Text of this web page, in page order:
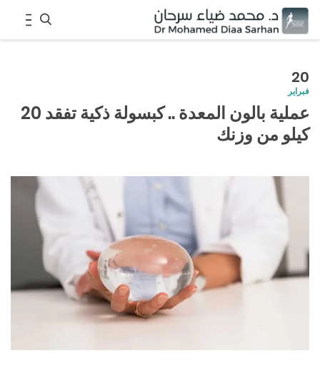
S
r
20
فبراير
عملية بالون المعدة .. كبسولة ذكية تفقد 20
كيلو من وزنك